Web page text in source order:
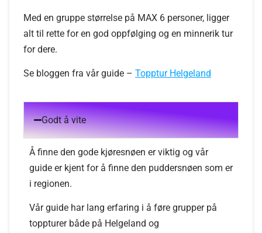
Med en gruppe størrelse på MAX 6 personer, ligger
alt til rette for en god oppfølging og en minnerik tur
for dere.
Se bloggen fra vår guide – Topptur Helgeland
Godt å vite
Å finne den gode kjøresnøen er viktig og vår
guide er kjent for å finne den puddersnøen som er
i regionen.
Vår guide har lang erfaring i å føre grupper på
toppturer både på Helgeland og